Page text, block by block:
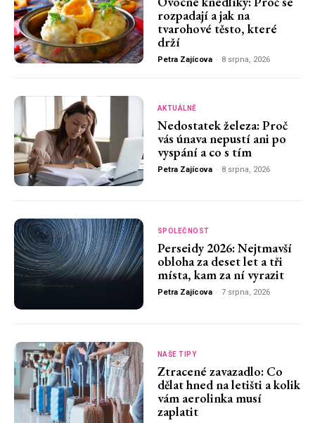
rozpadají a jak na
tvarohové těsto, které
drží
Petra Zajícova - 8 srpna, 2026
AKTUÁLNĚ
Nedostatek železa: Proč
vás únava nepustí ani po
vyspání a co s tím
Petra Zajícova - 8 srpna, 2026
SPOLEČNOST
Perseidy 2026: Nejtmavší
obloha za deset let a tři
místa, kam za ní vyrazit
Petra Zajícova - 7 srpna, 2026
NAŠE TIPY
Ztracené zavazadlo: Co
dělat hned na letišti a kolik
vám aerolinka musí
zaplatit